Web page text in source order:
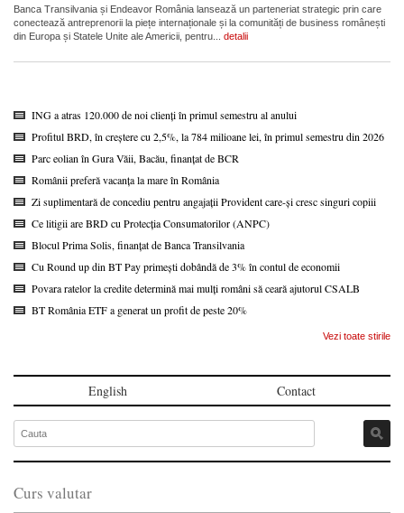
Banca Transilvania și Endeavor România lansează un parteneriat strategic prin care
conectează antreprenorii la piețe internaționale și la comunități de business românești
din Europa și Statele Unite ale Americii, pentru... detalii
ING a atras 120.000 de noi clienți în primul semestru al anului
Profitul BRD, în creștere cu 2,5%, la 784 milioane lei, în primul semestru din 2026
Parc eolian în Gura Văii, Bacău, finanțat de BCR
Românii preferă vacanța la mare în România
Zi suplimentară de concediu pentru angajații Provident care-și cresc singuri copiii
Ce litigii are BRD cu Protecția Consumatorilor (ANPC)
Blocul Prima Solis, finanțat de Banca Transilvania
Cu Round up din BT Pay primești dobândă de 3% în contul de economii
Povara ratelor la credite determină mai mulți români să ceară ajutorul CSALB
BT România ETF a generat un profit de peste 20%
Vezi toate stirile
English Contact
Curs valutar